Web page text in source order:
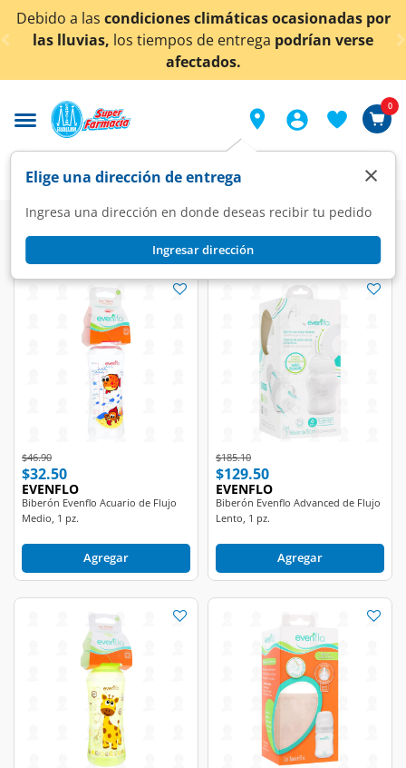
< div class="carousel-inner">
por
¡Ahora también en Aguascalientes! Daclic aquí
conocer detalles.
Elige una dirección de entrega
Ingresa una dirección en donde deseas recibir tu pedido
Ingresar dirección
×
0
Evenflo/KleenBebé/Huggies(34 productos)
Price reduced from
$46.90to
$32.50
EVENFLO
Biberón Evenflo Acuario de Flujo
Medio, 1 pz.
Agregar
Price reduced from
$185.10to
$129.50
EVENFLO
Biberón Evenflo Advanced de Flujo
Lento, 1 pz.
Agregar